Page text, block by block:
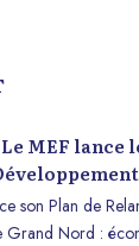
MEF lance
le Grand Nord
son Plan de
Grand Nord :